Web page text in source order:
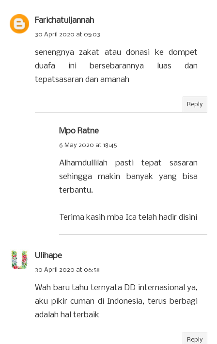
Farichatuljannah
30 April 2020 at 05:03
senengnya zakat atau donasi ke dompet
duafa ini bersebarannya luas dan
tepatsasaran dan amanah
Reply
Mpo Ratne
6 May 2020 at 18:45
Alhamdullilah pasti tepat sasaran
sehingga makin banyak yang bisa
terbantu.
Terima kasih mba Ica telah hadir disini
Ulihape
30 April 2020 at 06:58
Wah baru tahu ternyata DD internasional ya,
aku pikir cuman di Indonesia, terus berbagi
adalah hal terbaik
Reply